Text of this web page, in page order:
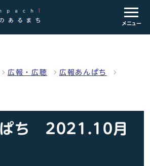
メニュー
広報・広聴 広報あんぱち
ぱち 2021.10月